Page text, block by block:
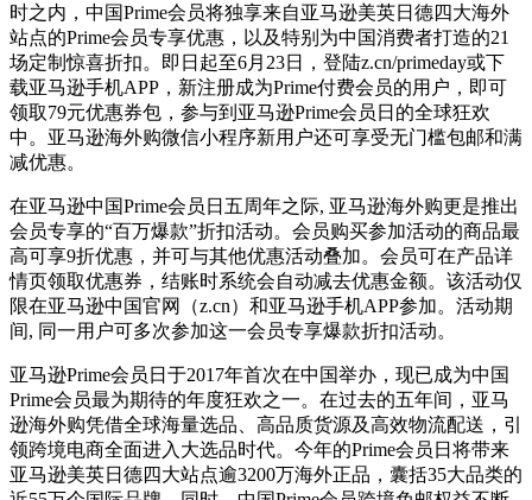
时之内，中国Prime会员将独享来自亚马逊美英日德四大海外
站点的Prime会员专享优惠，以及特别为中国消费者打造的21
场定制惊喜折扣。即日起至6月23日，登陆z.cn/primeday或下
载亚马逊手机APP，新注册成为Prime付费会员的用户，即可
领取79元优惠券包，参与到亚马逊Prime会员日的全球狂欢
中。亚马逊海外购微信小程序新用户还可享受无门槛包邮和满
减优惠。
在亚马逊中国Prime会员日五周年之际, 亚马逊海外购更是推出
会员专享的“百万爆款”折扣活动。会员购买参加活动的商品最
高可享9折优惠，并可与其他优惠活动叠加。会员可在产品详
情页领取优惠券，结账时系统会自动减去优惠金额。该活动仅
限在亚马逊中国官网（z.cn）和亚马逊手机APP参加。活动期
间, 同一用户可多次参加这一会员专享爆款折扣活动。
亚马逊Prime会员日于2017年首次在中国举办，现已成为中国
Prime会员最为期待的年度狂欢之一。在过去的五年间，亚马
逊海外购凭借全球海量选品、高品质货源及高效物流配送，引
领跨境电商全面进入大选品时代。今年的Prime会员日将带来
亚马逊美英日德四大站点逾3200万海外正品，囊括35大品类的